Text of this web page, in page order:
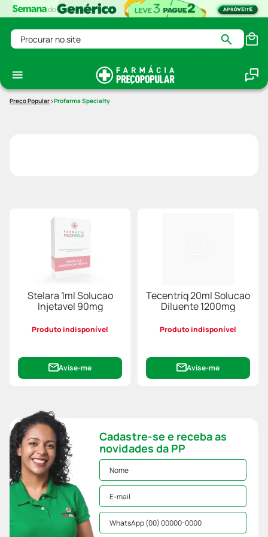
Procurar no site
Profarma Specialty
Stelara 1ml Solucao
Injetavel 90mg
Produto indisponível
Avise-me
Tecentriq 20ml Solucao
Diluente 1200mg
Produto indisponível
Avise-me
Cadastre-se e receba as
novidades da PP